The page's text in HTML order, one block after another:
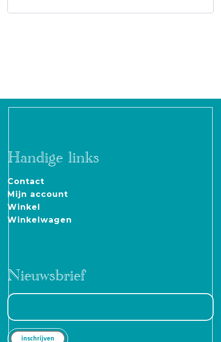
Handige links
Contact
Mijn account
Winkel
Winkelwagen
Nieuwsbrief